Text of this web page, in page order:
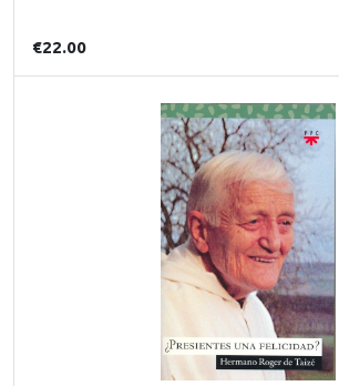
€22.00